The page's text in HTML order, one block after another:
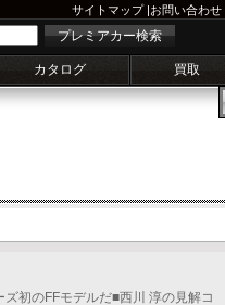
サイトマップ|お問い合わせ
プレミアカー検索
カタログ 買取
初のFFモデルだ■西川 淳の見解コ